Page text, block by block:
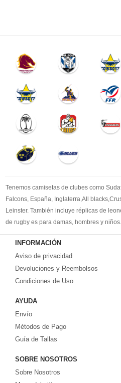
Tenemos camisetas de clubes como
Falcons, España, Inglaterra,All
Leinster. También incluye réplicas de
de rugby es para damas, hombres y
mejor kit de rugby para satisfacer sus
camisetas de rugby replicas
INFORMACIÓN
Aviso de privacidad
Devoluciones y Reembolsos
Condiciones de Uso
AYUDA
Envío
Métodos de Pago
Guía de Tallas
SOBRE NOSOTROS
Sobre Nosotros